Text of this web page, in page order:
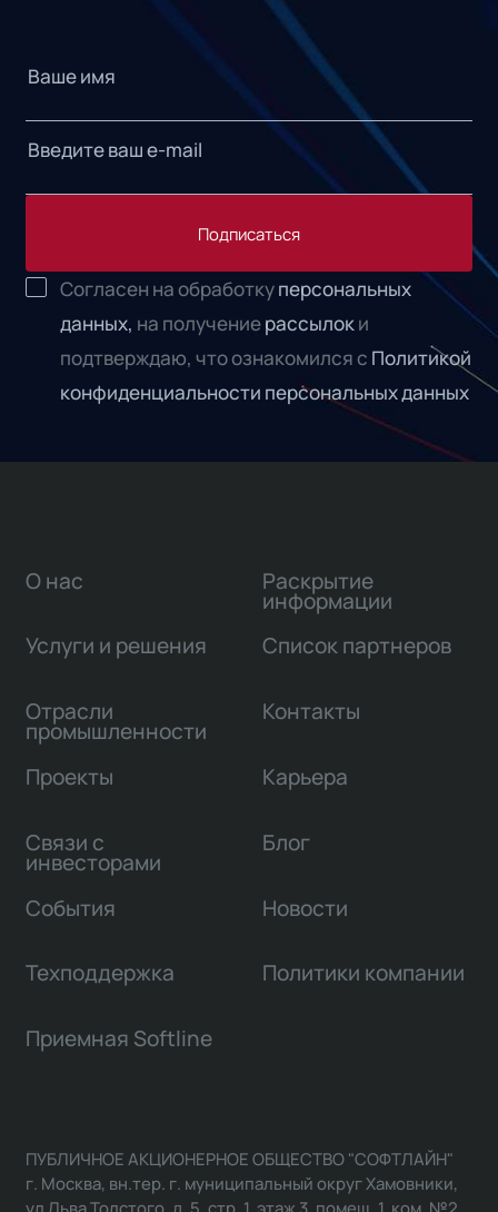
Подписаться
Согласен на обработкуперсональных
данных, на получениерассылоки
подтверждаю, что ознакомился с Политикой
конфиденциальности персональных данных
О нас
Услуги и решения
Отрасли
промышленности
Проекты
Связи с
инвесторами
Раскрытие
информации
Список партнеров
Контакты
Карьера
Блог
События Новости
Техподдержка Политики компании
Приемная Softline
ПУБЛИЧНОЕ АКЦИОНЕРНОЕ ОБЩЕСТВО "СОФТЛАЙН"
г. Москва, вн.тер. г. муниципальный округ Хамовники,
ул Льва Толстого, д. 5, стр. 1, этаж 3, помещ. 1, ком. №2,